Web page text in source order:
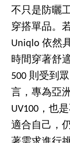
不只是防曬
穿搭單品。
Uniqlo 依然
時間穿著舒
500 則受到
言，專為亞
UV100，也
適合自己，